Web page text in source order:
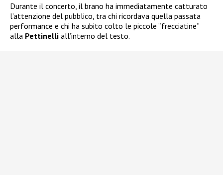
Durante il concerto, il brano ha immediatamente catturato
l’attenzione del pubblico, tra chi ricordava quella passata
performance e chi ha subito colto le piccole “frecciatine”
alla Pettinelli all’interno del testo.